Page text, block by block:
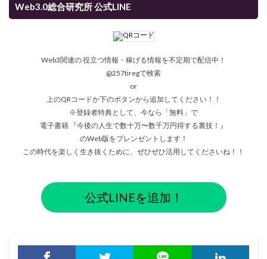
Web3.0総合研究所 公式LINE
Web3関連の 役立つ情報・稼げる情報を不定期で配信中！
@257tiregで検索
or
上のQRコードか下のボタンから追加してください！！
※登録者特典として、今なら「無料」で
電子書籍 『今後の人生で数十万〜数千万円得する裏技！』
のWeb版をプレンゼントします！
この時代を楽しく生き抜くために、ぜひぜひ活用してくださいね！！
公式LINEを追加！